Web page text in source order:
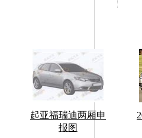
起亚福瑞迪两厢申
报图